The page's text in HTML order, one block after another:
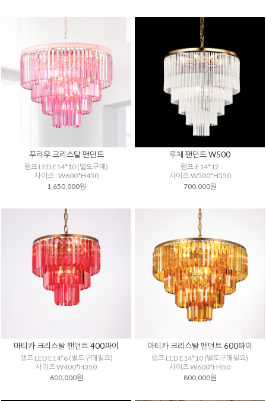
푸라우 크리스탈 팬던트
램프 LED E14*10 (별도구매)
사이즈 : W600*H450
1,650,000원
루체 팬던트 W500
램프:E14*12
사이즈:W500*H550
700,000원
마티카 크리스탈 팬던트 400파이
램프 LED E14*6 (별도구매필요)
사이즈 W400*H350
600,000원
마티카 크리스탈 팬던트 600파이
램프 LED E14*10 (별도구매필요)
사이즈 W600*H450
800,000원